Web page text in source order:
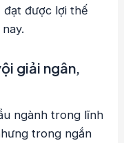
được lợi thế
giải ngân,
ngành trong lĩnh
trong ngắn